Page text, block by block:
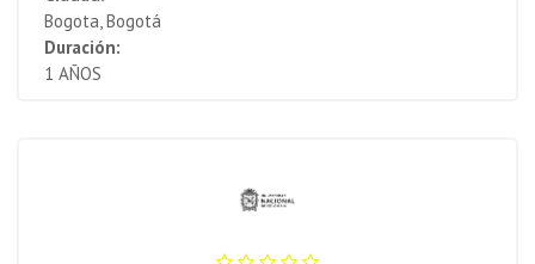
Bogota, Bogotá
Duración:
1 AÑOS